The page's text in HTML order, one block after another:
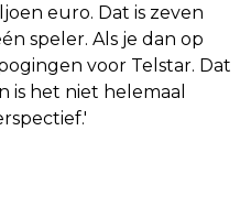
euro. Dat is zeven
speler. Als je dan op
voor Telstar. Dat
is het niet helemaal